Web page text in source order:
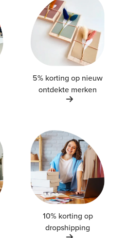
5% korting op nieuw
ontdekte merken
10% korting op
dropshipping